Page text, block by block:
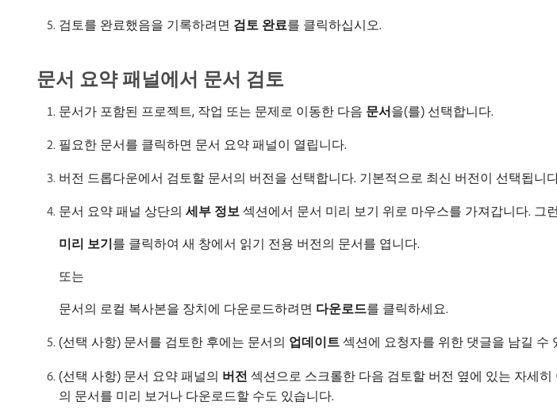
검토를 완료했음을 기록하려면 검토 완료​를 클릭하십시오.
문서 요약 패널에서 문서 검토
문서가 포함된 프로젝트, 작업 또는 문제로 이동한 다음 문서​을(를) 선택합니다.
필요한 문서를 클릭하면 문서 요약 패널이 열립니다.
버전 드롭다운에서 검토할 문서의 버전을 선택합니다. 기본적으로 최신 버전이 선택됩니
문서 요약 패널 상단의 세부 정보 섹션에서 문서 미리 보기 위로 마우스를 가져갑니다. 그
미리 보기​를 클릭하여 새 창에서 읽기 전용 버전의 문서를 엽니다.
또는
문서의 로컬 복사본을 장치에 다운로드하려면 다운로드​를 클릭하세요.
(선택 사항) 문서를 검토한 후에는 문서의 업데이트 섹션에 요청자를 위한 댓글을 남길 수
(선택 사항) 문서 요약 패널의 버전 섹션으로 스크롤한 다음 검토할 버전 옆에 있는 자세히
의 문서를 미리 보거나 다운로드할 수도 있습니다.